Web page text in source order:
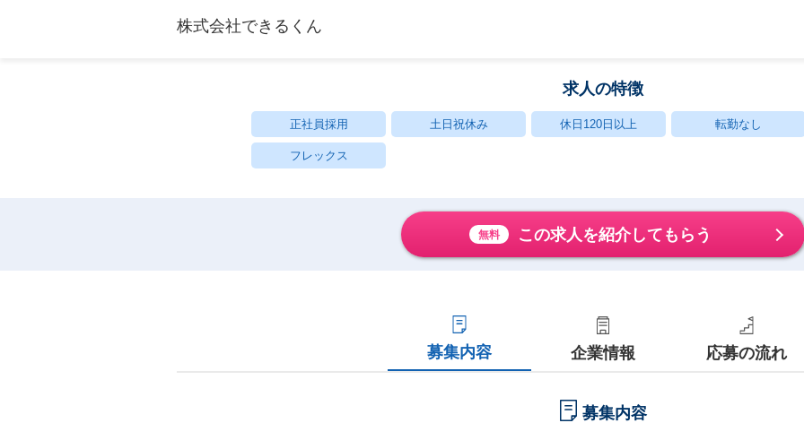
株式会社できるくん
求人の特徴
正社員採用 土日祝休み 休日120日以上 転勤なし
フレックス
無料 この求人を紹介してもらう
募集内容 企業情報 応募の流れ
募集内容